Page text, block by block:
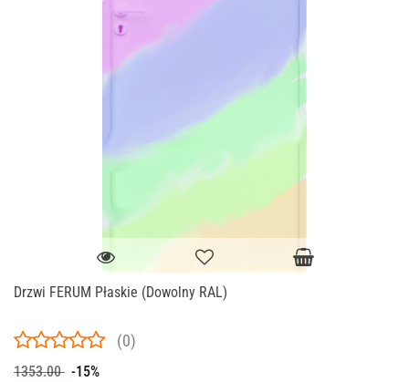
Drzwi FERUM Płaskie (Dowolny RAL)
(0)
1353.00 -15%